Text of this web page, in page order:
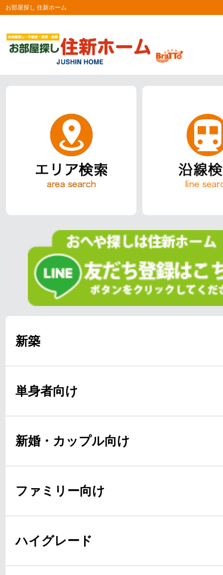
お部屋探し 住新ホーム
新築
単身者向け
新婚・カップル向け
ファミリー向け
ハイグレード